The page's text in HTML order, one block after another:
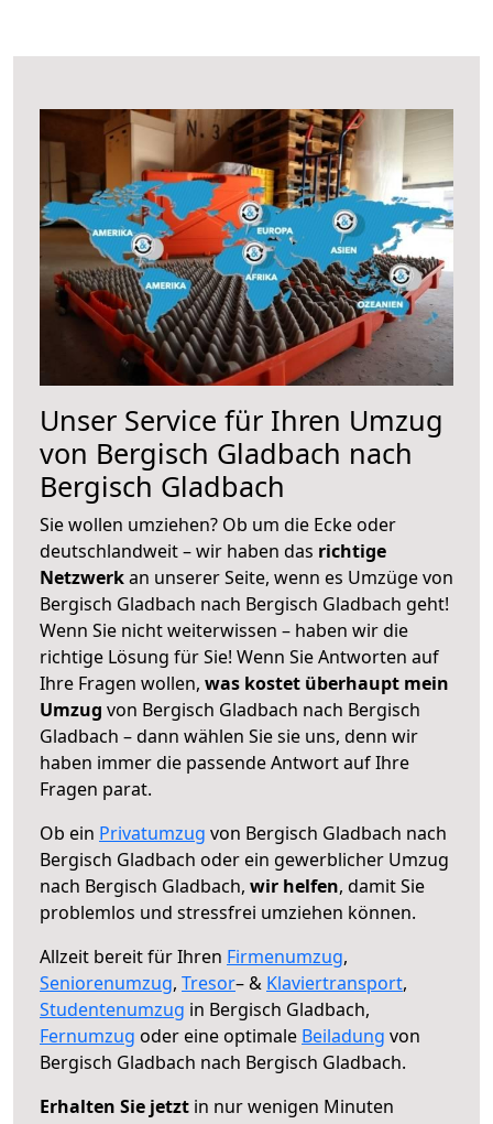
Unser Service für Ihren Umzug
von Bergisch Gladbach nach
Bergisch Gladbach
Sie wollen umziehen? Ob um die Ecke oder
deutschlandweit – wir haben das richtige
Netzwerkan unserer Seite, wenn es Umzüge von
Bergisch Gladbach nach Bergisch Gladbach geht!
Wenn Sie nicht weiterwissen – haben wir die
richtige Lösung für Sie! Wenn Sie Antworten auf
Ihre Fragen wollen, was kostet überhaupt mein
Umzug von Bergisch Gladbach nach Bergisch
Gladbach – dann wählen Sie sie uns, denn wir
haben immer die passende Antwort auf Ihre
Fragen parat.
Ob ein Privatumzug von Bergisch Gladbach nach
Bergisch Gladbach oder ein gewerblicher Umzug
nach Bergisch Gladbach, wir helfen, damit Sie
problemlos und stressfrei umziehen können.
Allzeit bereit für Ihren Firmenumzug,
Seniorenumzug, Tresor– & Klaviertransport,
Studentenumzug in Bergisch Gladbach,
Fernumzug oder eine optimale Beiladung von
Bergisch Gladbach nach Bergisch Gladbach.
Erhalten Sie jetzt in nur wenigen Minuten